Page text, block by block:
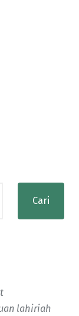
lahiriah